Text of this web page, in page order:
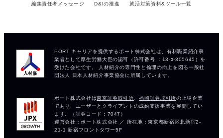
編集責任者メッセージ D&Iの推進 就活対策資料&ツール一覧